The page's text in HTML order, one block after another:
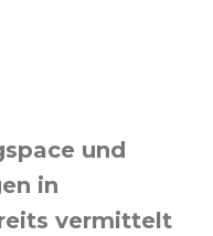
und
in
vermittelt